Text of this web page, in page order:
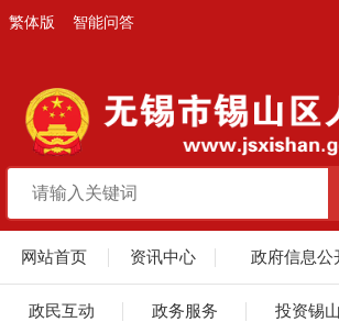
繁体版 智能问答
网站首页 资讯中心 政府信息公
政民互动 政务服务 投资锡山